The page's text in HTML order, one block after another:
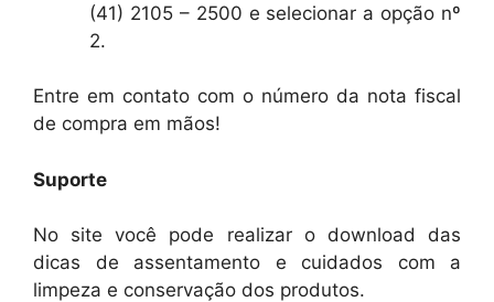
(41) 2105 – 2500 e selecionar a opção nº
2.
Entre em contato com o número da nota fiscal
de compra em mãos!
Suporte
No site você pode realizar o download das
dicas de assentamento e cuidados com a
limpeza e conservação dos produtos.